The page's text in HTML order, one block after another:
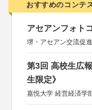
おすすめのコンテ
アセアンフォト
堺・アセアン交流促
第3回 高校生広
生限定》
嘉悦大学 経営経済学